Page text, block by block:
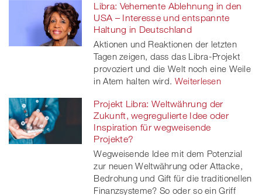
Libra: Vehemente Ablehnung in den
USA – Interesse und entspannte
Haltung in Deutschland
Aktionen und Reaktionen der letzten
Tagen zeigen, dass das Libra-Projekt
provoziert und die Welt noch eine Weile
in Atem halten wird. Weiterlesen
Projekt Libra: Weltwährung der
Zukunft, wegregulierte Idee oder
Inspiration für wegweisende
Projekte?
Wegweisende Idee mit dem Potenzial
zur neuen Weltwährung oder Attacke,
Bedrohung und Gift für die traditionellen
Finanzsysteme? So oder so ein Griff